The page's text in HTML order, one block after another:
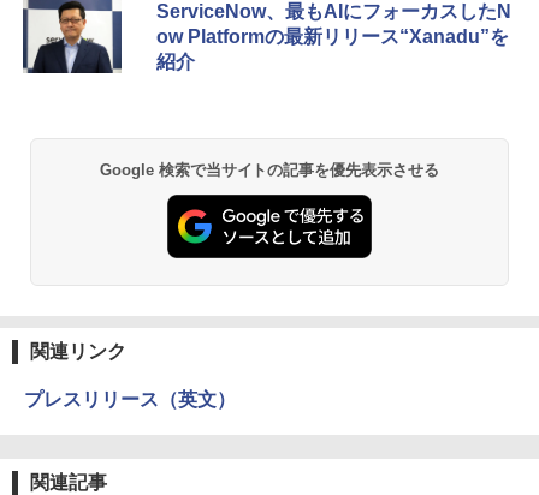
ServiceNow、最もAIにフォーカスしたN
ow Platformの最新リリース“Xanadu”を
紹介
Google 検索で当サイトの記事を優先表示させる
関連リンク
プレスリリース（英文）
関連記事